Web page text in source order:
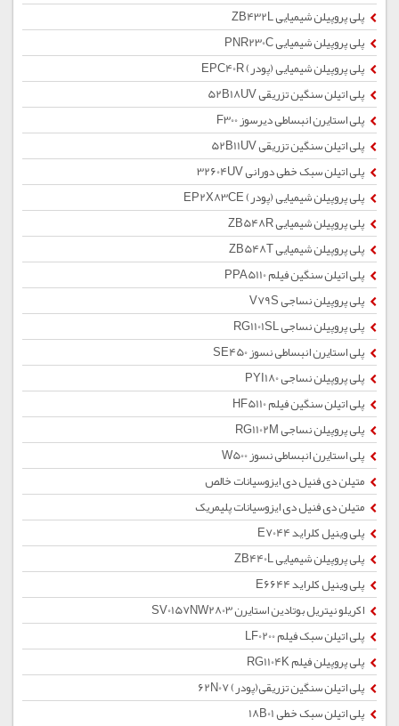
پلی پروپیلن شیمیایی ZB432L
پلی پروپیلن شیمیایی PNR230C
پلی پروپیلن شیمیایی (پودر) EPC40R
پلی اتیلن سنگین تزریقی 52B18UV
پلی استایرن انبساطی دیرسوز F300
پلی اتیلن سنگین تزریقی 52B11UV
پلی اتیلن سبک خطی دورانی 32604UV
پلی پروپیلن شیمیایی (پودر) EP2X83CE
پلی پروپیلن شیمیایی ZB548R
پلی پروپیلن شیمیایی ZB548T
پلی اتیلن سنگین فیلم PPA5110
پلی پروپیلن نساجی V79S
پلی پروپیلن نساجی RG1101SL
پلی استایرن انبساطی نسوز SE450
پلی پروپیلن نساجی PYI180
پلی اتیلن سنگین فیلم HF5110
پلی پروپیلن نساجی RG1102M
پلی استایرن انبساطی نسوز W500
متیلن دی فنیل دی ایزوسیانات خالص
متیلن دی فنیل دی ایزوسیانات پلیمریک
پلی وینیل کلراید E7044
پلی پروپیلن شیمیایی ZB440L
پلی وینیل کلراید E6644
اکریلو نیتریل بوتادین استایرن SV0157NW2803
پلی اتیلن سبک فیلم LF0200
پلی پروپیلن فیلم RG1104K
پلی اتیلن سنگین تزریقی(پودر) 62N07
پلی اتیلن سبک خطی 18B01